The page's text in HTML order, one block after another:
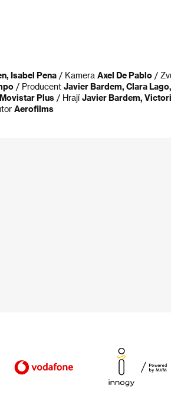
Isabel Pena / Kamera Axel De Pablo /
/ Producent Javier Bardem, Clara
Plus / Hrají Javier Bardem,
Aerofilms